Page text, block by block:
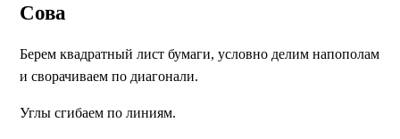
Сова
Берем квадратный лист бумаги, условно делим напополам
и сворачиваем по диагонали.
Углы сгибаем по линиям.